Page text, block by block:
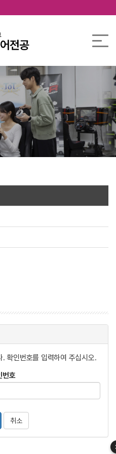
확인번호를 입력하여 주십시오.
번호
취소